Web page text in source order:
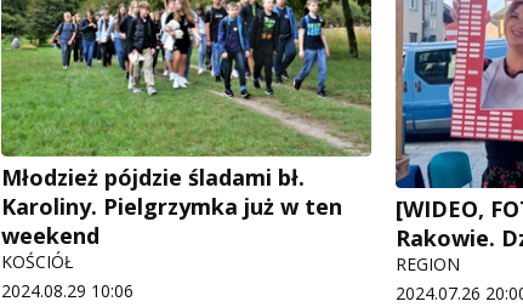
Młodzież pójdzie śladami bł.
Karoliny. Pielgrzymka już w ten
weekend
KOŚCIÓŁ
2024.08.29 10:06
[WIDEO,
Rakowie.
REGION
2024.07.26